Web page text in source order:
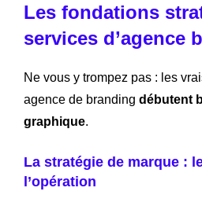
Les fondations
services d’agence
Ne vous y trompez pas : les
agence de branding débutent
graphique.
La stratégie de marque :
l’opération